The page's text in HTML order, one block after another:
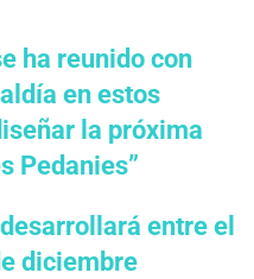
ha reunido con
en estos
la próxima
Pedanies”
entre el
diciembre